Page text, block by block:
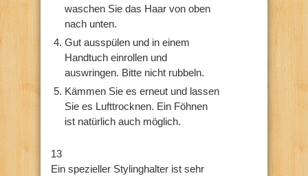
waschen Sie das Haar von oben
nach unten.
Gut ausspülen und in einem
Handtuch einrollen und
auswringen. Bitte nicht rubbeln.
Kämmen Sie es erneut und lassen
Sie es Lufttrocknen. Ein Föhnen
ist natürlich auch möglich.
13
Ein spezieller Stylinghalter ist sehr